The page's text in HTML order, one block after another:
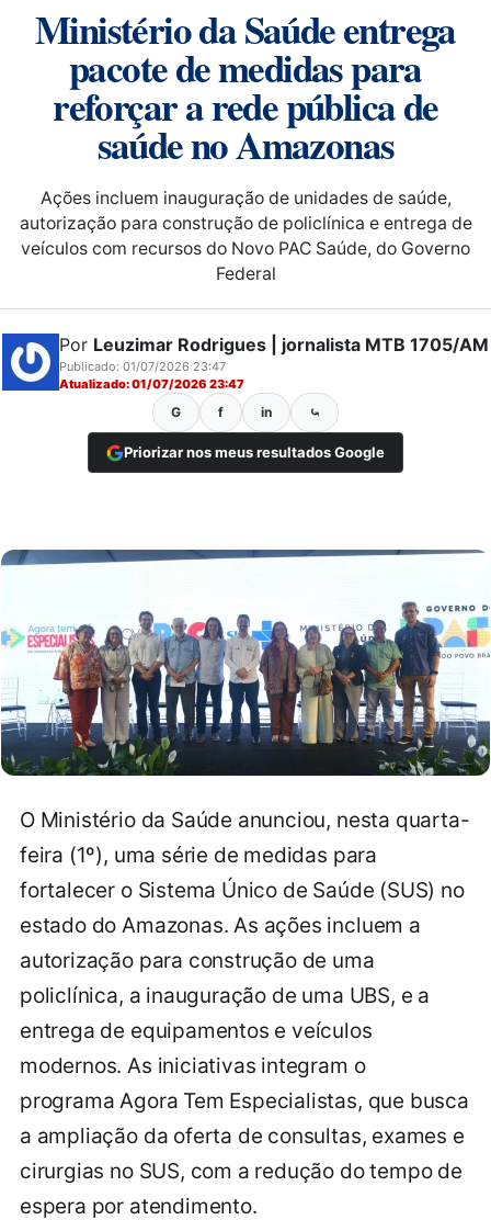
Ministério da Saúde entrega
pacote de medidas para
reforçar a rede pública de
saúde no Amazonas
Ações incluem inauguração de unidades de saúde,
autorização para construção de policlínica e entrega de
veículos com recursos do Novo PAC Saúde, do Governo
Federal
Por Leuzimar Rodrigues | jornalista MTB 1705/AM
Publicado: 01/07/2026 23:47
Atualizado: 01/07/2026 23:47
G f in ⤿
Priorizar nos meus resultados Google
O Ministério da Saúde anunciou, nesta quarta-
feira (1º), uma série de medidas para
fortalecer o Sistema Único de Saúde (SUS) no
estado do Amazonas. As ações incluem a
autorização para construção de uma
policlínica, a inauguração de uma UBS, e a
entrega de equipamentos e veículos
modernos. As iniciativas integram o
programa Agora Tem Especialistas, que busca
a ampliação da oferta de consultas, exames e
cirurgias no SUS, com a redução do tempo de
espera por atendimento.